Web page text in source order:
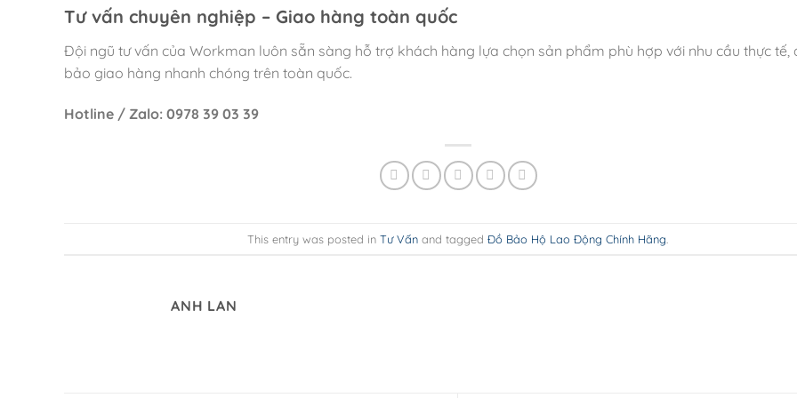
Tư vấn chuyên nghiệp – Giao hàng toàn quốc
Đội ngũ tư vấn của Workman luôn sẵn sàng hỗ trợ khách hàng lựa chọn sản phẩm phù hợp với nhu cầu thực tế,
bảo giao hàng nhanh chóng trên toàn quốc.
Hotline / Zalo: 0978 39 03 39
This entry was posted in Tư Vấn and tagged Đồ Bảo Hộ Lao Động Chính Hãng
ANH LAN